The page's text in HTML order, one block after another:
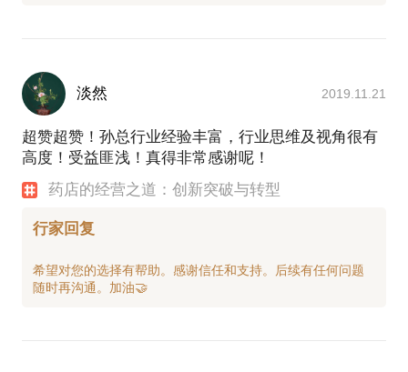
淡然 2019.11.21
超赞超赞！孙总行业经验丰富，行业思维及视角很有
高度！受益匪浅！真得非常感谢呢！
药店的经营之道：创新突破与转型
行家回复
希望对您的选择有帮助。感谢信任和支持。后续有任何问题